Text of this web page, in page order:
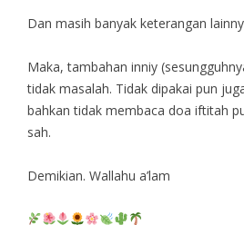
Dan masih banyak keterangan
Maka, tambahan inniy
tidak masalah. Tidak dipakai pun
bahkan tidak membaca doa iftitah
sah.
Demikian. Wallahu a’lam